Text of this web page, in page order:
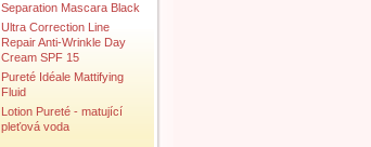
Separation Mascara Black
Ultra Correction Line
Repair Anti-Wrinkle Day
Cream SPF 15
Pureté Idéale Mattifying
Fluid
Lotion Pureté - matující
pleťová voda